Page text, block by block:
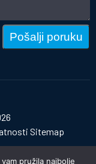
Pošalji poruku
Sitemap
pružila najbolje